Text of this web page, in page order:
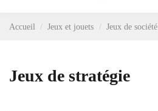
Accueil Jeux et jouets Jeux de société
Jeux de stratégie